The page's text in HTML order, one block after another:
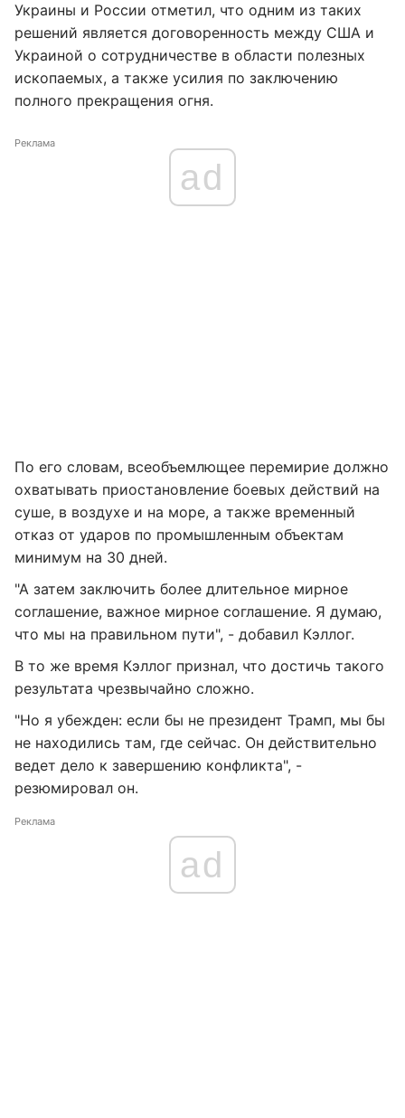
Украины и России отметил, что одним из таких
решений является договоренность между США и
Украиной о сотрудничестве в области полезных
ископаемых, а также усилия по заключению
полного прекращения огня.
Реклама
ad
По его словам, всеобъемлющее перемирие должно
охватывать приостановление боевых действий на
суше, в воздухе и на море, а также временный
отказ от ударов по промышленным объектам
минимум на 30 дней.
"А затем заключить более длительное мирное
соглашение, важное мирное соглашение. Я думаю,
что мы на правильном пути", - добавил Кэллог.
В то же время Кэллог признал, что достичь такого
результата чрезвычайно сложно.
"Но я убежден: если бы не президент Трамп, мы бы
не находились там, где сейчас. Он действительно
ведет дело к завершению конфликта", -
резюмировал он.
Реклама
ad